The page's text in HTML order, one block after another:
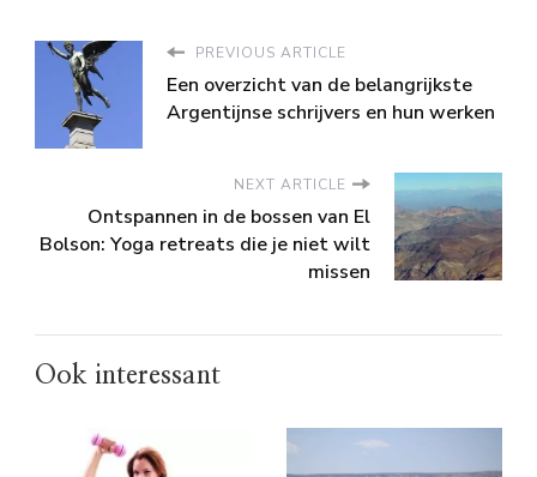
PREVIOUS ARTICLE
Een overzicht van de belangrijkste
Argentijnse schrijvers en hun werken
NEXT ARTICLE
Ontspannen in de bossen van El
Bolson: Yoga retreats die je niet wilt
missen
Ook interessant